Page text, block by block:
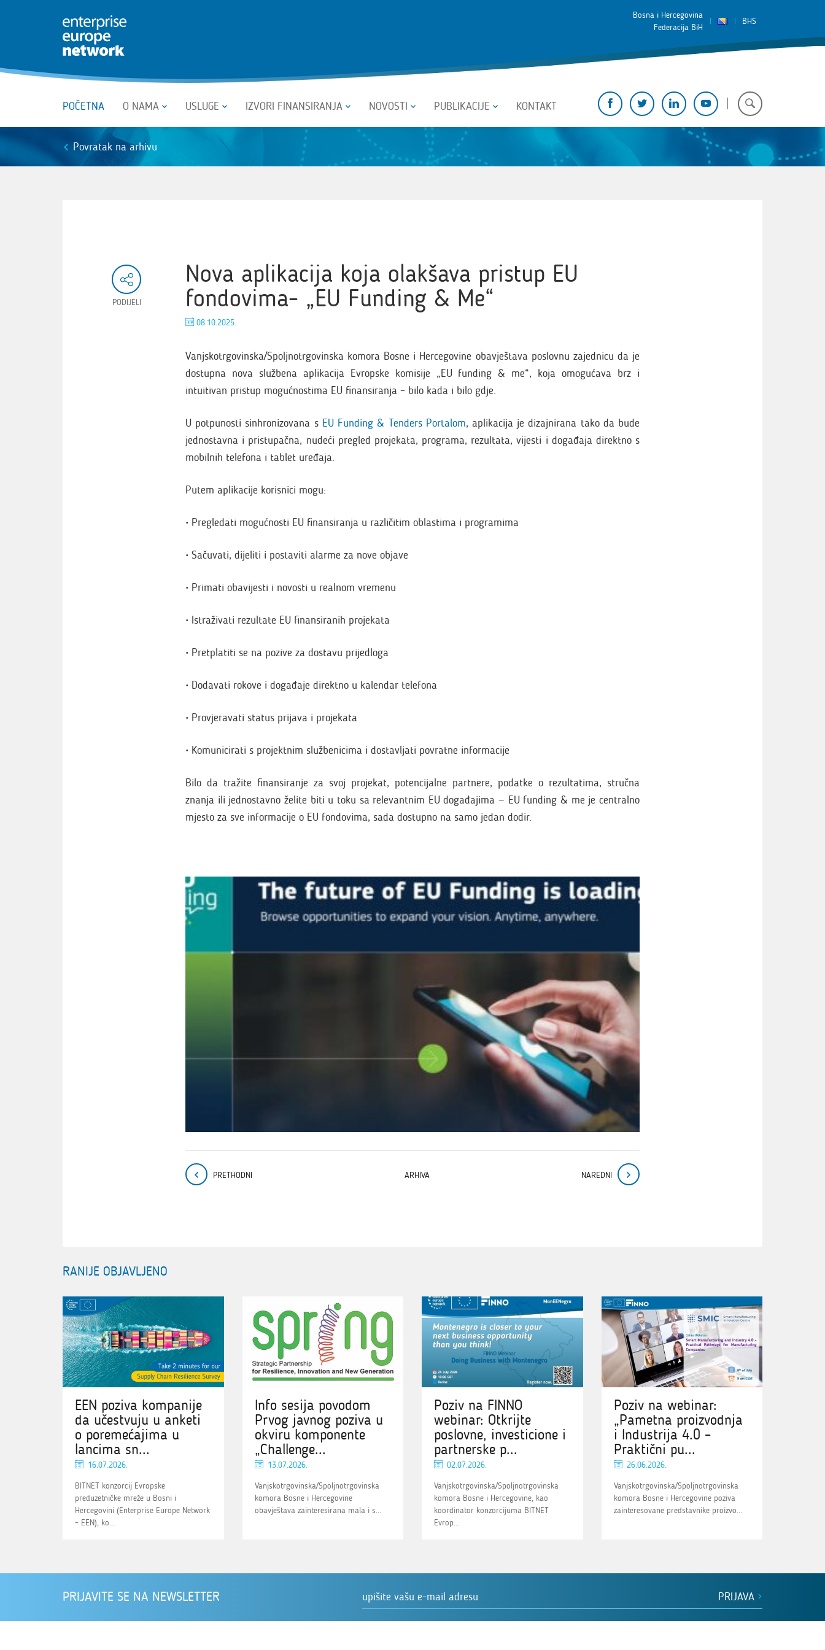
Bosna i Hercegovina
Federacija BiH
BHS
POČETNA O NAMA USLUGE IZVORI FINANSIRANJA NOVOSTI PUBLIKACIJE KONTAKT
Povratak na arhivu
Nova aplikacija koja olakšava pristup EU
fondovima- „EU Funding & Me“
08.10.2025.
Vanjskotrgovinska/Spoljnotrgovinska komora Bosne i Hercegovine obavještava poslovnu zajednicu da je
dostupna nova službena aplikacija Evropske komisije „EU funding & me“, koja omogućava brz i
intuitivan pristup mogućnostima EU finansiranja – bilo kada i bilo gdje.
U potpunosti sinhronizovana s EU Funding & Tenders Portalom, aplikacija je dizajnirana tako da bude
jednostavna i pristupačna, nudeći pregled projekata, programa, rezultata, vijesti i događaja direktno s
mobilnih telefona i tablet uređaja.
Putem aplikacije korisnici mogu:
• Pregledati mogućnosti EU finansiranja u različitim oblastima i programima
• Sačuvati, dijeliti i postaviti alarme za nove objave
• Primati obavijesti i novosti u realnom vremenu
• Istraživati rezultate EU finansiranih projekata
• Pretplatiti se na pozive za dostavu prijedloga
• Dodavati rokove i događaje direktno u kalendar telefona
• Provjeravati status prijava i projekata
• Komunicirati s projektnim službenicima i dostavljati povratne informacije
Bilo da tražite finansiranje za svoj projekat, potencijalne partnere, podatke o rezultatima, stručna
znanja ili jednostavno želite biti u toku sa relevantnim EU događajima — EU funding & me je centralno
mjesto za sve informacije o EU fondovima, sada dostupno na samo jedan dodir.
PODIJELI
PRETHODNI ARHIVA NAREDNI
RANIJE OBJAVLJENO
EEN poziva kompanije
da učestvuju u anketi
o poremećajima u
lancima sn...
16.07.2026.
BITNET konzorcij Evropske
preduzetničke mreže u Bosni i
Hercegovini (Enterprise Europe Network
- EEN), ko...
Info sesija povodom
Prvog javnog poziva u
okviru komponente
„Challenge...
13.07.2026.
Vanjskotrgovinska/Spoljnotrgovinska
komora Bosne i Hercegovine
obavještava zainteresirana mala i s...
Poziv na FINNO
webinar: Otkrijte
poslovne, investicione i
partnerske p...
02.07.2026.
Vanjskotrgovinska/Spoljnotrgovinska
komora Bosne i Hercegovine, kao
koordinator konzorcijuma BITNET
Evrop...
Poziv na webinar:
„Pametna proizvodnja
i Industrija 4.0 –
Praktični pu...
26.06.2026.
Vanjskotrgovinska/Spoljnotrgovinska
komora Bosne i Hercegovine poziva
zainteresovane predstavnike proizvo...
PRIJAVITE SE NA NEWSLETTER PRIJAVA